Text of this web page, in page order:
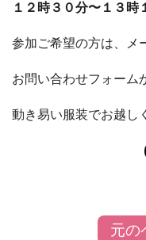
１２時３０分〜１３時
参加ご希望の方は、メ
お問い合わせフォーム
動き易い服装でお越し
元の